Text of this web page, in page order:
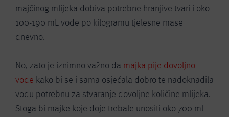
majčinog mlijeka dobiva potrebne hranjive tvari i oko
100-190 mL vode po kilogramu tjelesne mase
dnevno.
No, zato je iznimno važno da majka pije dovoljno
vode kako bi se i sama osjećala dobro te nadoknadila
vodu potrebnu za stvaranje dovoljne količine mlijeka.
Stoga bi majke koje doje trebale unositi oko 700 ml